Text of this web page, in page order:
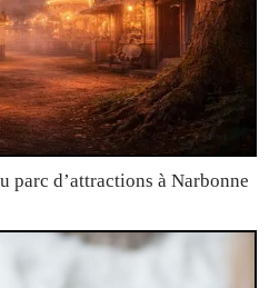
parc d’attractions à Narbonne